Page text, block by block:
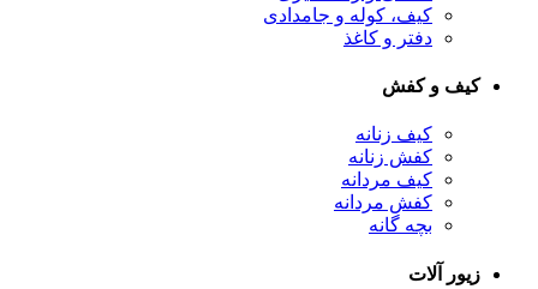
کیف، کوله و جامدادی
دفتر و کاغذ
کیف و کفش
کیف زنانه
کفش زنانه
کیف مردانه
کفش مردانه
بچه گانه
زیور آلات